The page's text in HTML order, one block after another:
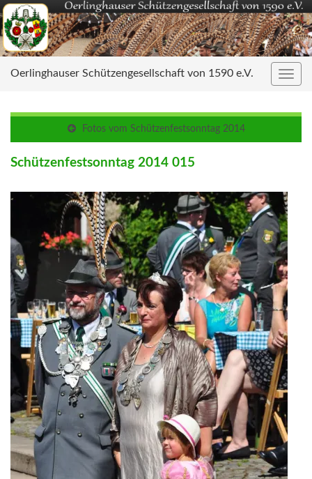
Oerlinghauser Schützengesellschaft von 1590 e.V.
Fotos vom Schützenfestsonntag 2014
Schützenfestsonntag 2014 015